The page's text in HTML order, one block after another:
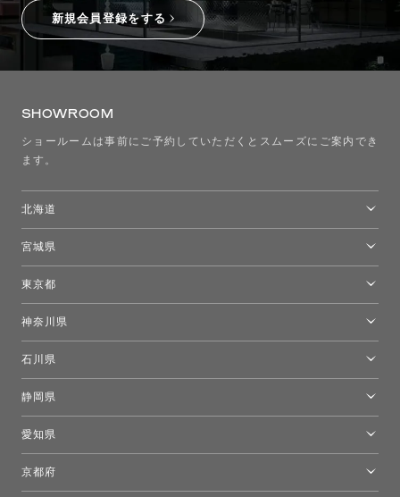
新規会員登録をする
SHOWROOM
ショールームは事前にご予約していただくとスムーズにご案内でき
ます。
北海道
宮城県
東京都
モーイ東京
キーブー東京
FLOS｜フロスデザインスペース青山
神奈川県
石川県
静岡県
愛知県
京都府